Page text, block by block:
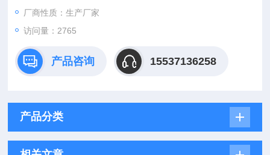
厂商性质：生产厂家
访问量：2765
产品咨询 15537136258
产品分类